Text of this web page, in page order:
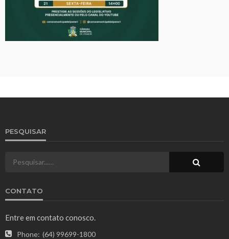
PESQUISAR
CONTATO
Entre em contato conosco.
Phone: (64) 99699-1800